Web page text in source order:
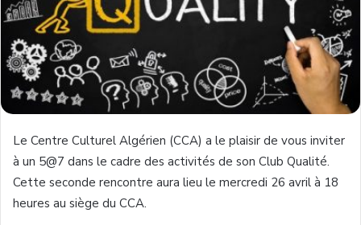
Le Centre Culturel Algérien (CCA) a le plaisir de vous inviter
à un 5@7 dans le cadre des activités de son Club Qualité.
Cette seconde rencontre aura lieu le mercredi 26 avril à 18
heures au siège du CCA.